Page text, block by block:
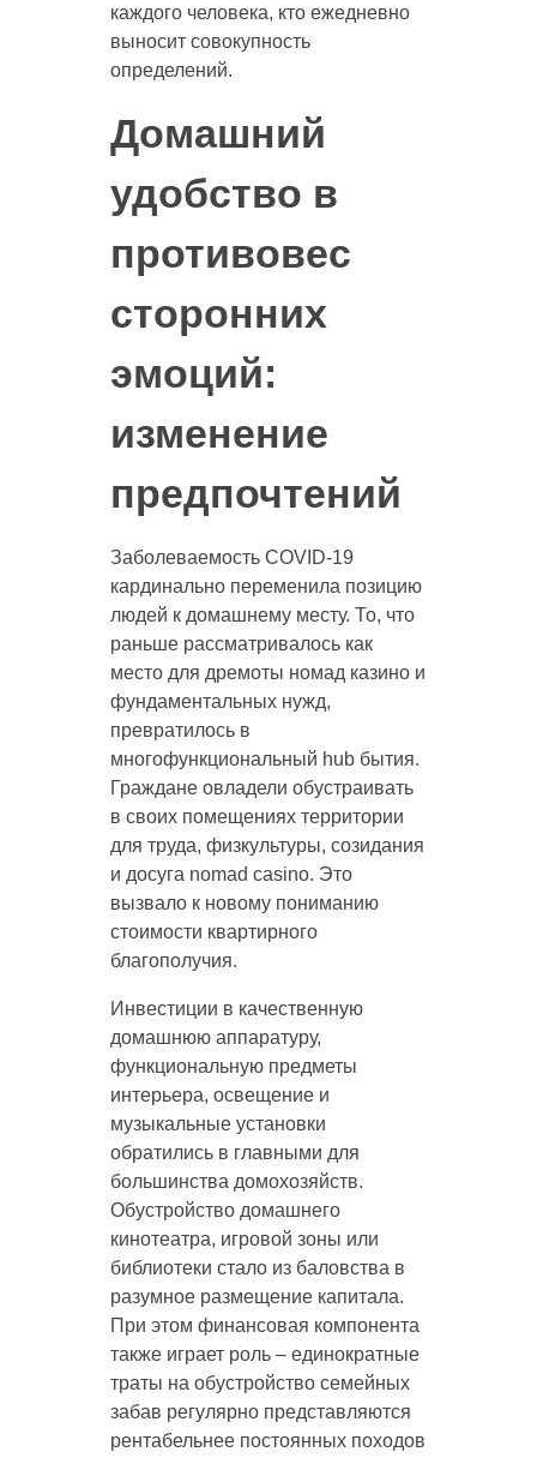
каждого человека, кто ежедневно
выносит совокупность
определений.
Домашний
удобство в
противовес
сторонних
эмоций:
изменение
предпочтений
Заболеваемость COVID-19
кардинально переменила позицию
людей к домашнему месту. То, что
раньше рассматривалось как
место для дремоты номад казино и
фундаментальных нужд,
превратилось в
многофункциональный hub бытия.
Граждане овладели обустраивать
в своих помещениях территории
для труда, физкультуры, созидания
и досуга nomad casino. Это
вызвало к новому пониманию
стоимости квартирного
благополучия.
Инвестиции в качественную
домашнюю аппаратуру,
функциональную предметы
интерьера, освещение и
музыкальные установки
обратились в главными для
большинства домохозяйств.
Обустройство домашнего
кинотеатра, игровой зоны или
библиотеки стало из баловства в
разумное размещение капитала.
При этом финансовая компонента
также играет роль – единократные
траты на обустройство семейных
забав регулярно представляются
рентабельнее постоянных походов